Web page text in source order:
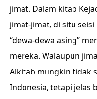
jimat. Dalam kitab
jimat-jimat, di situ
“dewa-dewa asing”
mereka. Walaupun
Alkitab mungkin tidak
Indonesia, tetapi jelas